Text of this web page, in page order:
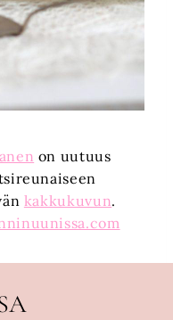
on uutuus
kakkukuvun.